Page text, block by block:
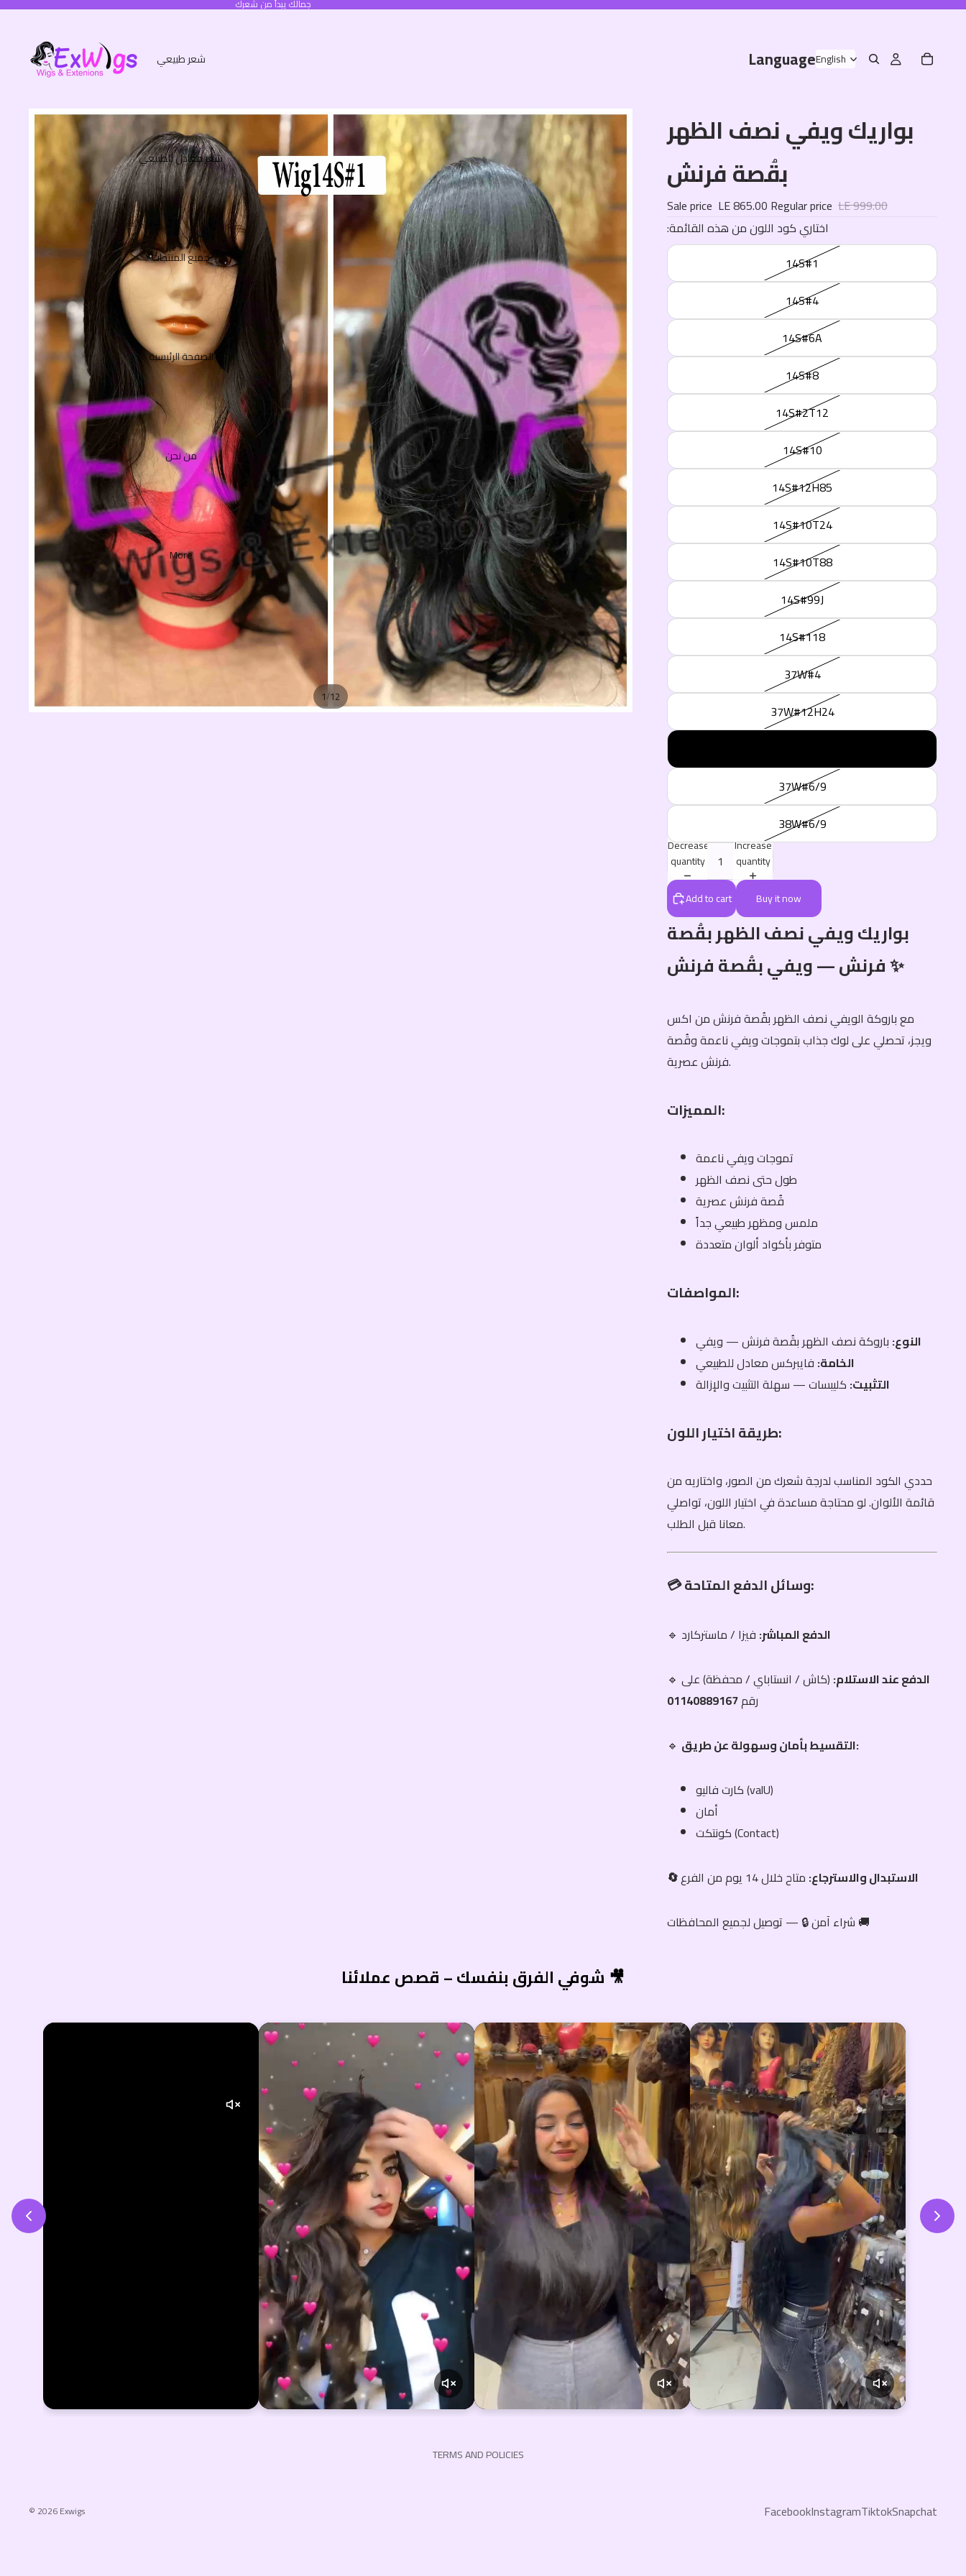
جمالك يبدأ من شعرك
شعر طبيعي
شعر معادل للطبيعي
جميع المنتجات
الصفحة الرئيسية
من نحن
More
Language
1/12
بواريك ويفي نصف الظهر
بقُصة فرنش
Sale price LE 865.00 Regular price LE 999.00
:اختاري كود اللون من هذه القائمة
14S#1
14S#4
14S#6A
14S#8
14S#2T12
14S#10
14S#12H85
14S#10T24
14S#10T88
14S#99J
14S#118
37W#4
37W#12H24
37W#6/9
38W#6/9
Decrease
quantity
Increase
quantity
Add to cart Buy it now
بواريك ويفي نصف الظهر بقُصة
فرنش — ويفي بقُصة فرنش ✨
مع باروكة الويفي نصف الظهر بقُصة فرنش من اكس
ويجز، تحصلي على لوك جذاب بتموجات ويفي ناعمة وقُصة
فرنش عصرية.
المميزات:
تموجات ويفي ناعمة
طول حتى نصف الظهر
قُصة فرنش عصرية
ملمس ومظهر طبيعي جداً
متوفر بأكواد ألوان متعددة
المواصفات:
النوع: باروكة نصف الظهر بقُصة فرنش — ويفي
الخامة: فايبركس معادل للطبيعي
التثبيت: كليبسات — سهلة التثبيت والإزالة
طريقة اختيار اللون:
حددي الكود المناسب لدرجة شعرك من الصور، واختاريه من
قائمة الألوان. لو محتاجة مساعدة في اختيار اللون، تواصلي
معانا قبل الطلب.
💳 وسائل الدفع المتاحة:
🔹 الدفع المباشر: فيزا / ماستركارد
🔹 الدفع عند الاستلام: (كاش / انستاباي / محفظة) على
رقم01140889167
🔹 التقسيط بأمان وسهولة عن طريق:
كارت فاليو (valU)
أمان
كونتكت (Contact)
🔄 الاستبدال والاسترجاع: متاح خلال 14 يوم من الفرع
شراء آمن 🔒 — توصيل لجميع المحافظات 🚚
شوفي الفرق بنفسك – قصص عملائنا 🎥
© 2026Exwigs
TERMS AND POLICIES
Privacy policy
Refund policy
Terms of service
Shipping policy
FacebookInstagramTiktokSnapchat